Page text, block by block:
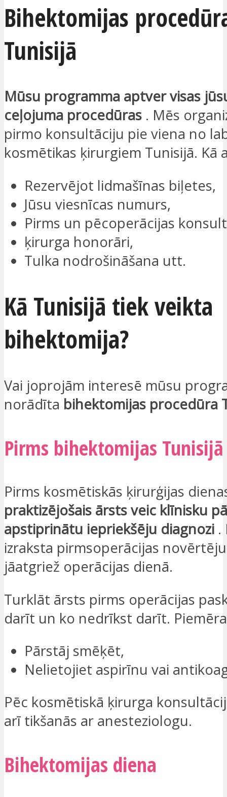
Bihektomijas
Tunisijā
Mūsu programma aptver visas
ceļojuma procedūras . Mēs
pirmo konsultāciju pie viena no
kosmētikas ķirurgiem Tunisijā. Kā
Rezervējot lidmašīnas biļetes,
Jūsu viesnīcas numurs,
Pirms un pēcoperācijas
ķirurga honorāri,
Tulka nodrošināšana utt.
Kā Tunisijā tiek veikta
bihektomija?
Vai joprojām interesē mūsu
norādīta bihektomijas procedūra
Pirms bihektomijas Tunisijā
Pirms kosmētiskās ķirurģijas
praktizējošais ārsts veic klīnisku
apstiprinātu iepriekšēju diagnozi .
izraksta pirmsoperācijas
jāatgriež operācijas dienā.
Turklāt ārsts pirms operācijas
darīt un ko nedrīkst darīt.
Pārstāj smēķēt,
Nelietojiet aspirīnu vai
Pēc kosmētiskā ķirurga
arī tikšanās ar anesteziologu.
Bihektomijas diena